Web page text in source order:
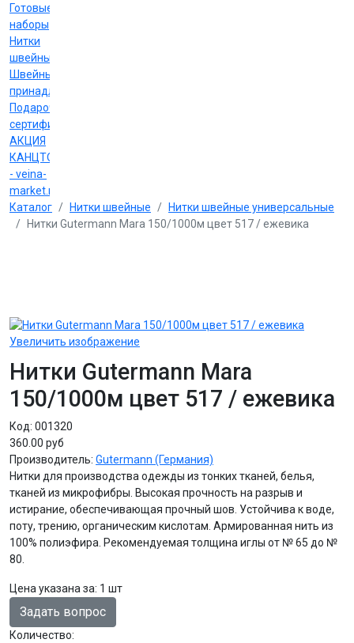
Готовые
наборы
Нитки
швейные
Швейные
принадлежности
Подарочные
сертификаты
АКЦИЯ
КАНЦТОВАРЫ
- veina-
market.ru
Каталог
Нитки швейные
Нитки швейные универсальные
Нитки Gutermann Mara 150/1000м цвет 517 / ежевика
Увеличить изображение
Нитки Gutermann Mara
150/1000м цвет 517 / ежевика
Код: 001320
360.00 руб
Производитель: Gutermann (Германия)
Нитки для производства одежды из тонких тканей, белья,
тканей из микрофибры. Высокая прочность на разрыв и
истирание, обеспечивающая прочный шов. Устойчива к воде,
поту, трению, органическим кислотам. Армированная нить из
100% полиэфира. Рекомендуемая толщина иглы от № 65 до №
80.
Цена указана за: 1 шт
Задать вопрос
Количество: